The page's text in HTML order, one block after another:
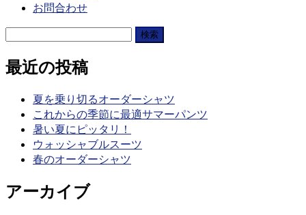
お問合わせ
検
最近の投稿
夏を乗り切るオーダーシャツ
これからの季節に最適サマーパンツ
暑い夏にピッタリ！
ウォッシャブルスーツ
春のオーダーシャツ
アーカイブ